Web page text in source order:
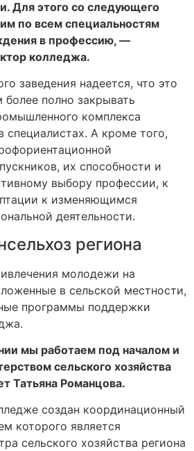
Для этого со следующего
по всем специальностям
в профессию, —
колледжа.
заведения надеется, что это
полно закрывать
комплекса
специалистах. А кроме того,
их способности и
выбору профессии, к
к изменяющимся
деятельности.
региона
молодежи на
в сельской местности,
программы поддержки
мы работаем под началом и
сельского хозяйства
Татьяна Романцова.
создан координационный
которого является
сельского хозяйства региона